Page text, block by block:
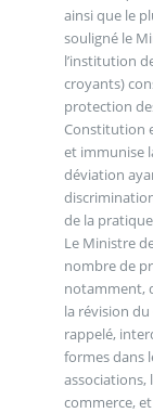
ainsi que le
souligné le
l’institution
croyants)
protection
Constitution
et immunise
déviation
de la
Le Ministre
nombre de
notamment,
la révision du
rappelé,
formes dans
associations,
commerce,